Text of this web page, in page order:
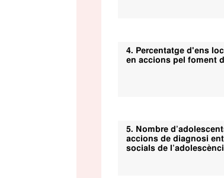
4. Percentatge d'ens
en accions pel foment
5. Nombre
accions de diagnosi
socials de